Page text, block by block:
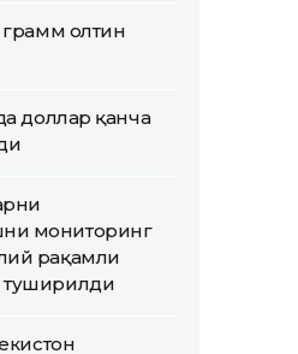
грамм олтин
доллар қанча
мониторинг
рақамли
туширилди